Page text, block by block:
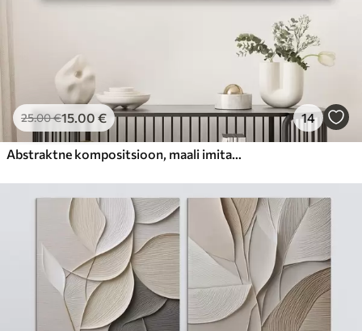
25.00€15.00 € 14
Abstraktne kompositsioon, maali imitatsioon